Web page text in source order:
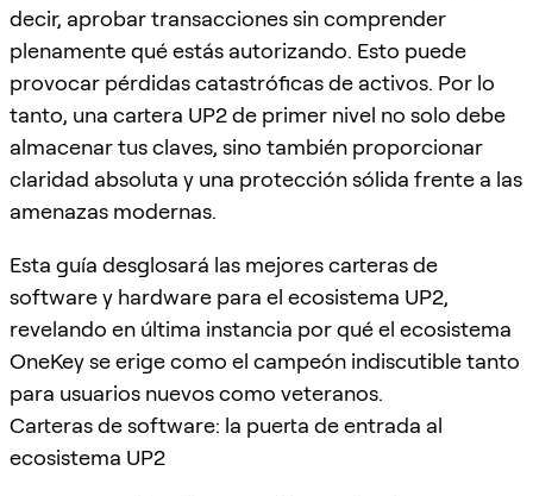
decir, aprobar transacciones sin comprender
plenamente qué estás autorizando. Esto puede
provocar pérdidas catastróficas de activos. Por lo
tanto, una cartera UP2 de primer nivel no solo debe
almacenar tus claves, sino también proporcionar
claridad absoluta y una protección sólida frente a las
amenazas modernas.
Esta guía desglosará las mejores carteras de
software y hardware para el ecosistema UP2,
revelando en última instancia por qué el ecosistema
OneKey se erige como el campeón indiscutible tanto
para usuarios nuevos como veteranos.
Carteras de software: la puerta de entrada al
ecosistema UP2